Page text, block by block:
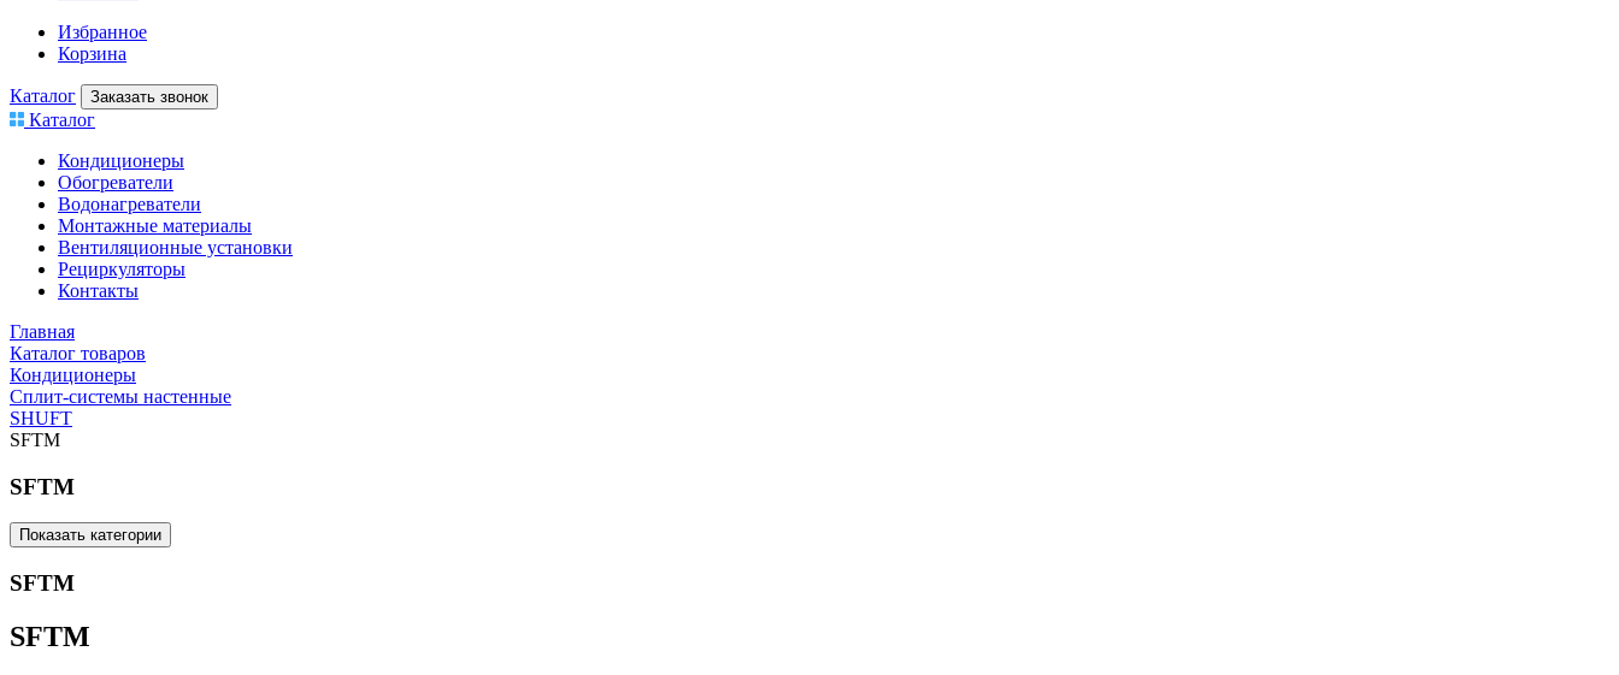
Избранное
Корзина
Каталог Заказать звонок
Каталог
Кондиционеры
Обогреватели
Водонагреватели
Монтажные материалы
Вентиляционные установки
Рециркуляторы
Контакты
Главная
Каталог товаров
Кондиционеры
Сплит-системы настенные
SHUFT
SFTM
SFTM
Показать категории
SFTM
SFTM